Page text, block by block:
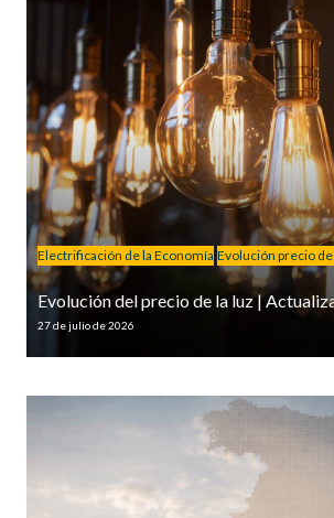
Electrificación de la Economía Evolución precio de
Evolución del precio de la luz |
27 de julio de 2026